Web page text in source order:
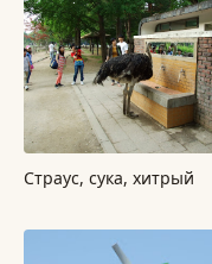
Страус, сука, хитрый